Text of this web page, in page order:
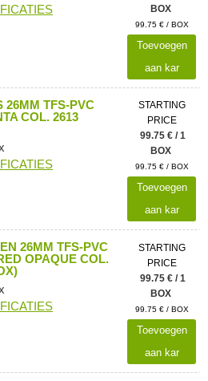
BOX
99.75 € / BOX
Toevoegen
aan kar
26MM TFS-PVC
COL. 2613
STARTING
PRICE
99.75 € / 1
BOX
99.75 € / BOX
Toevoegen
aan kar
26MM TFS-PVC
OPAQUE COL.
STARTING
PRICE
99.75 € / 1
BOX
99.75 € / BOX
Toevoegen
aan kar